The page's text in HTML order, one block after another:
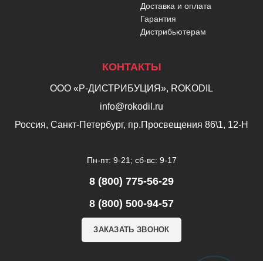
Доставка и оплата
Гарантия
Дистрибьютерам
КОНТАКТЫ
ООО «Р-ДИСТРИБУЦИЯ», ROKODIL
info@rokodil.ru
Россия, Санкт-Петербург, пр.Просвещения 86\1, 12-Н
Пн-пт: 9-21; сб-вс: 9-17
8 (800) 775-56-29
8 (800) 500-94-57
ЗАКАЗАТЬ ЗВОНОК